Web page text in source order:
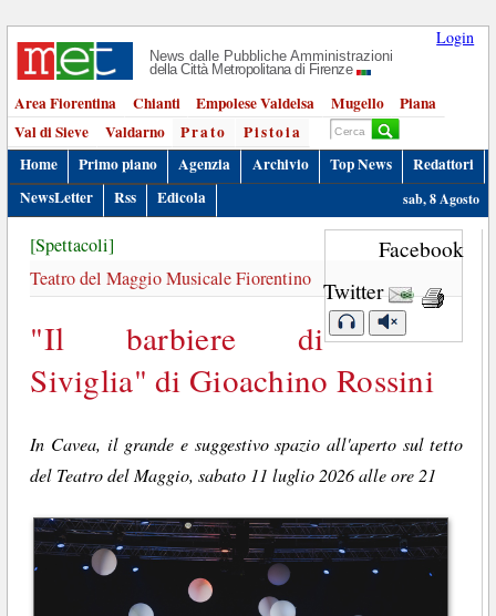
Login
News dalle Pubbliche Amministrazioni
della Città Metropolitana di Firenze
Area Fiorentina Chianti Empolese Valdelsa Mugello
Piana
Val di Sieve
Valdarno Prato
Pistoia
Home
Primo piano Agenzia Archivio Top News
Redattori
NewsLetter
Rss Edicola sab, 8 Agosto
Facebook
Twitter
[Spettacoli]
Teatro del Maggio Musicale Fiorentino
"Il barbiere di
Siviglia" di Gioachino Rossini
In Cavea, il grande e suggestivo spazio all'aperto sul tetto
del Teatro del Maggio, sabato 11 luglio 2026 alle ore 21